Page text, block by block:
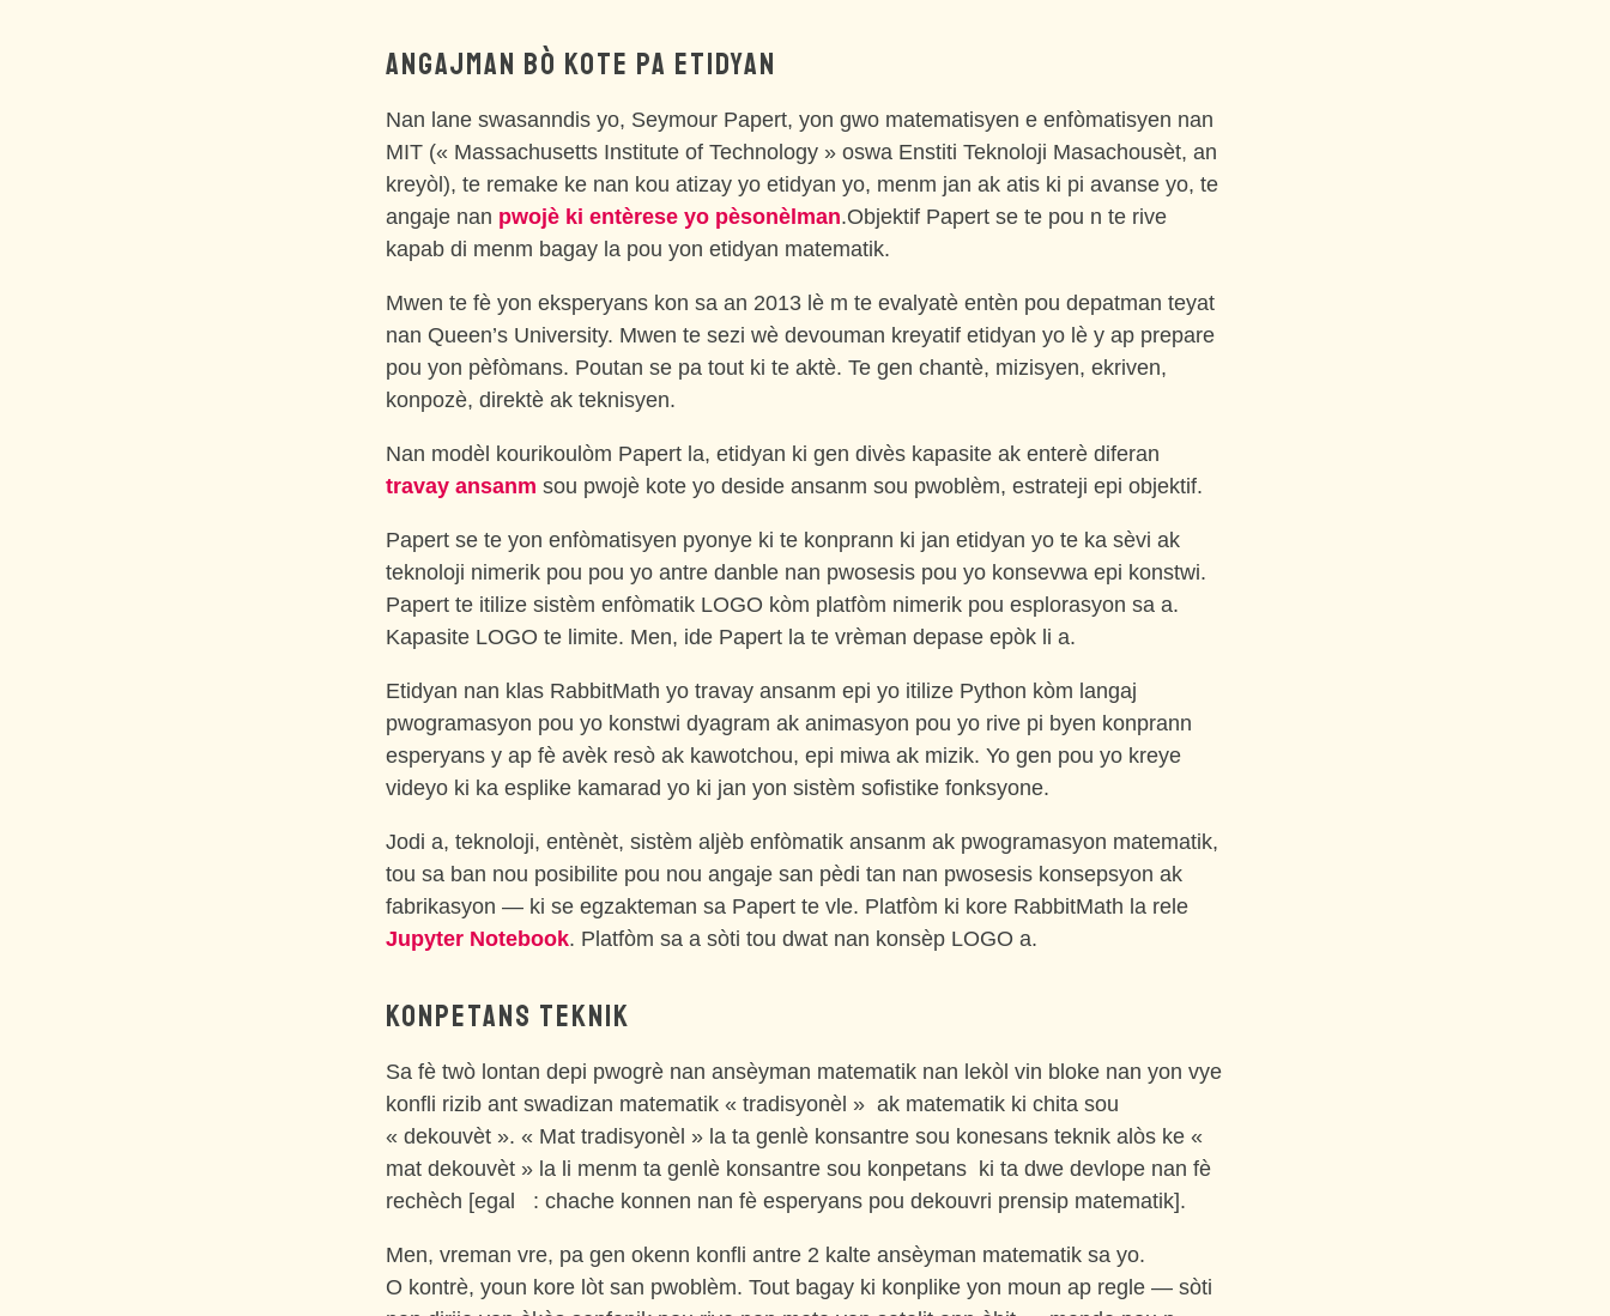
ANGAJMAN BÒ KOTE PA ETIDYAN
Nan lane swasanndis yo, Seymour Papert, yon gwo matematisyen e enfòmatisyen nan
MIT (« Massachusetts Institute of Technology » oswa Enstiti Teknoloji Masachousèt, an
kreyòl), te remake ke nan kou atizay yo etidyan yo, menm jan ak atis ki pi avanse yo, te
angaje nan pwojè ki entèrese yo pèsonèlman.Objektif Papert se te pou n te rive
kapab di menm bagay la pou yon etidyan matematik.
Mwen te fè yon eksperyans kon sa an 2013 lè m te evalyatè entèn pou depatman teyat
nan Queen’s University. Mwen te sezi wè devouman kreyatif etidyan yo lè y ap prepare
pou yon pèfòmans. Poutan se pa tout ki te aktè. Te gen chantè, mizisyen, ekriven,
konpozè, direktè ak teknisyen.
Nan modèl kourikoulòm Papert la, etidyan ki gen divès kapasite ak enterè diferan
travay ansanm sou pwojè kote yo deside ansanm sou pwoblèm, estrateji epi objektif.
Papert se te yon enfòmatisyen pyonye ki te konprann ki jan etidyan yo te ka sèvi ak
teknoloji nimerik pou pou yo antre danble nan pwosesis pou yo konsevwa epi konstwi.
Papert te itilize sistèm enfòmatik LOGO kòm platfòm nimerik pou esplorasyon sa a.
Kapasite LOGO te limite. Men, ide Papert la te vrèman depase epòk li a.
Etidyan nan klas RabbitMath yo travay ansanm epi yo itilize Python kòm langaj
pwogramasyon pou yo konstwi dyagram ak animasyon pou yo rive pi byen konprann
esperyans y ap fè avèk resò ak kawotchou, epi miwa ak mizik. Yo gen pou yo kreye
videyo ki ka esplike kamarad yo ki jan yon sistèm sofistike fonksyone.
Jodi a, teknoloji, entènèt, sistèm aljèb enfòmatik ansanm ak pwogramasyon matematik,
tou sa ban nou posibilite pou nou angaje san pèdi tan nan pwosesis konsepsyon ak
fabrikasyon — ki se egzakteman sa Papert te vle. Platfòm ki kore RabbitMath la rele
Jupyter Notebook. Platfòm sa a sòti tou dwat nan konsèp LOGO a.
KONPETANS TEKNIK
Sa fè twò lontan depi pwogrè nan ansèyman matematik nan lekòl vin bloke nan yon vye
konfli rizib ant swadizan matematik « tradisyonèl » ak matematik ki chita sou
« dekouvèt ». « Mat tradisyonèl » la ta genlè konsantre sou konesans teknik alòs ke «
mat dekouvèt » la li menm ta genlè konsantre sou konpetans ki ta dwe devlope nan fè
rechèch [egal : chache konnen nan fè esperyans pou dekouvri prensip matematik].
Men, vreman vre, pa gen okenn konfli antre 2 kalte ansèyman matematik sa yo.
O kontrè, youn kore lòt san pwoblèm. Tout bagay ki konplike yon moun ap regle — sòti